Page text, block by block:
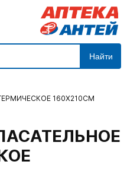
Найти
160Х210СМ